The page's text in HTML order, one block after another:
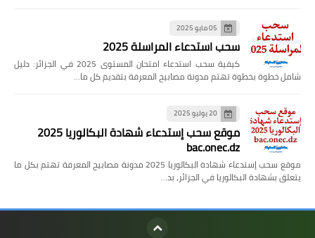
05 مايو 2025
سحب استدعاء المراسلة 2025
كيفية سحب استدعاء امتحان المستوى 2025 في الجزائر: دليل
شامل خطوة بخطوة تهتم مدونة مصابيح المعرفة بتقديم كل ما…
20 يوليو 2025
موقع سحب إستدعاء شهادة البكالوريا 2025
bac.onec.dz
موقع سحب إستدعاء شهادة البكالوريا 2025 مدونة مصابيح المعرفة تهتم بكل ما
يتعلق بشهادة البكالوريا في الجزائر، بد…